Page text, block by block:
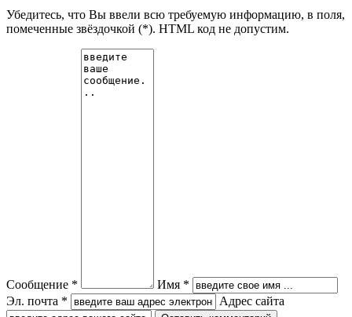
Убедитесь, что Вы ввели всю требуемую информацию, в поля,
помеченные звёздочкой (*). HTML код не допустим.
Сообщение *
Имя *
Эл. почта *
Адрес сайта